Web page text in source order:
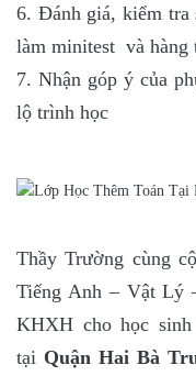
6. Đánh giá, kiểm tra
làm minitest và hàng
7. Nhận góp ý của
lộ trình học
Thầy Trường cùng
Tiếng Anh – Vật Lý
KHXH cho học
tại Quận Hai Bà